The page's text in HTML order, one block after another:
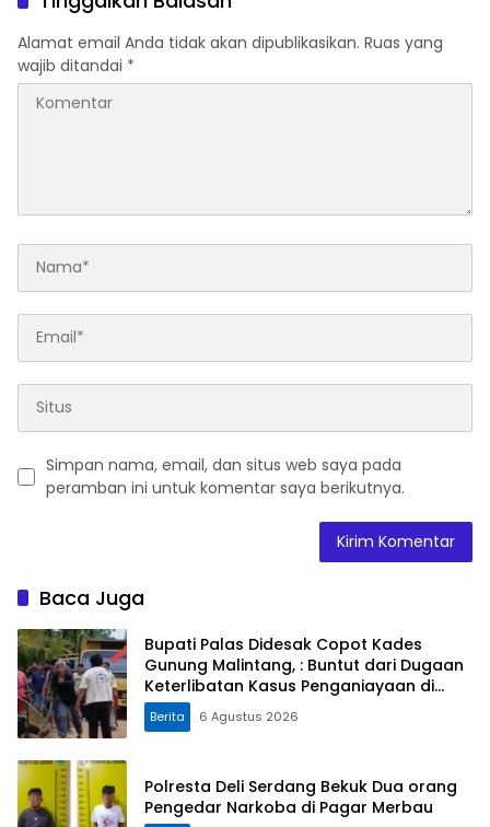
Alamat email Anda tidak akan dipublikasikan. Ruas yang
wajib ditandai *
Simpan nama, email, dan situs web saya pada
peramban ini untuk komentar saya berikutnya.
Baca Juga
Bupati Palas Didesak Copot Kades
Gunung Malintang, : Buntut dari Dugaan
Keterlibatan Kasus Penganiayaan di
Dusun Balaka
Berita 6 Agustus 2026
Polresta Deli Serdang Bekuk Dua orang
Pengedar Narkoba di Pagar Merbau